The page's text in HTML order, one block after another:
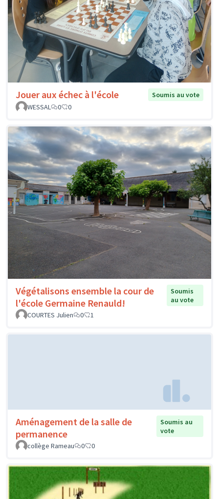
Jouer aux échec à l'école
Soumis au vote
WESSAL
0 0
Végétalisons ensemble la cour de
l'école Germaine Renauld!
Soumis
au vote
COURTES Julien
0 1
Aménagement de la salle de
permanence
Soumis au
vote
collège Rameau
0 0